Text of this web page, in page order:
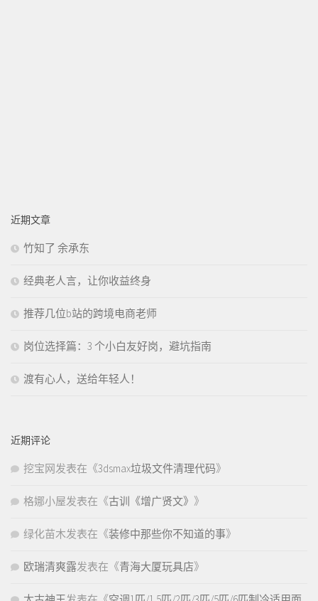
近期文章
竹知了 余承东
经典老人言，让你收益终身
推荐几位b站的跨境电商老师
岗位选择篇：3 个小白友好岗，避坑指南
渡有心人，送给年轻人！
近期评论
挖宝网发表在《3dsmax垃圾文件清理代码》
格娜小屋发表在《古训《增广贤文》 》
绿化苗木发表在《装修中那些你不知道的事》
欧瑞清爽露发表在《青海大厦玩具店》